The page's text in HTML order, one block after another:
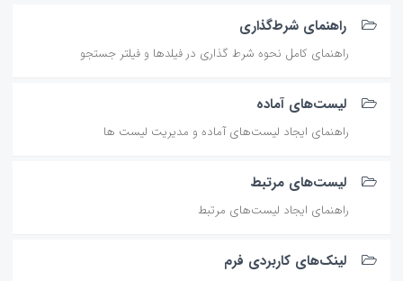
راهنمای شرط‌گذاری
راهنمای کامل نحوه شرط گذاری در فیلدها و فیلتر جستجو
لیست‌های آماده
راهنمای ایجاد لیست‌های آماده و مدیریت لیست ها
لیست‌های مرتبط
راهنمای ایجاد لیست‌‌های مرتبط
لینک‌های کاربردی فرم